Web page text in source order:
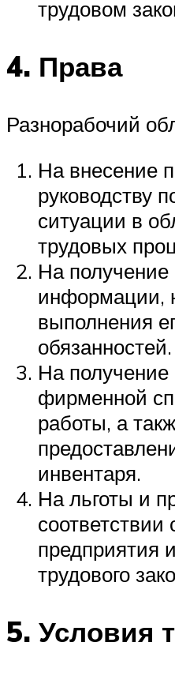
трудовом
4. Права
Разнорабочий
На внесение
руководству
ситуации в
трудовых
На получение
информации,
выполнения
обязанностей.
На получение
фирменной
работы, а
инвентаря.
На льготы и
предприятия
трудового
5. Условия